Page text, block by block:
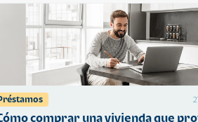
comprar una vivienda que